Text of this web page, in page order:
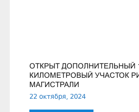
ОТКРЫТ ДОПОЛНИТЕЛЬНЫЙ
КИЛОМЕТРОВЫЙ УЧАСТОК
МАГИСТРАЛИ
22 октября, 2024